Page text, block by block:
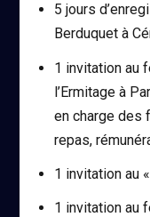
5 jours
Berduquet à
1 invitation au
l’Ermitage à
en charge des
repas,
1 invitation au
1 invitation au